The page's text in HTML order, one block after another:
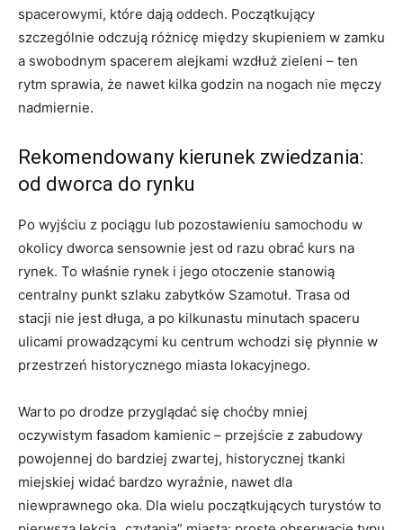
spacerowymi, które dają oddech. Początkujący
szczególnie odczują różnicę między skupieniem w zamku
a swobodnym spacerem alejkami wzdłuż zieleni – ten
rytm sprawia, że nawet kilka godzin na nogach nie męczy
nadmiernie.
Rekomendowany kierunek zwiedzania:
od dworca do rynku
Po wyjściu z pociągu lub pozostawieniu samochodu w
okolicy dworca sensownie jest od razu obrać kurs na
rynek. To właśnie rynek i jego otoczenie stanowią
centralny punkt szlaku zabytków Szamotuł. Trasa od
stacji nie jest długa, a po kilkunastu minutach spaceru
ulicami prowadzącymi ku centrum wchodzi się płynnie w
przestrzeń historycznego miasta lokacyjnego.
Warto po drodze przyglądać się choćby mniej
oczywistym fasadom kamienic – przejście z zabudowy
powojennej do bardziej zwartej, historycznej tkanki
miejskiej widać bardzo wyraźnie, nawet dla
niewprawnego oka. Dla wielu początkujących turystów to